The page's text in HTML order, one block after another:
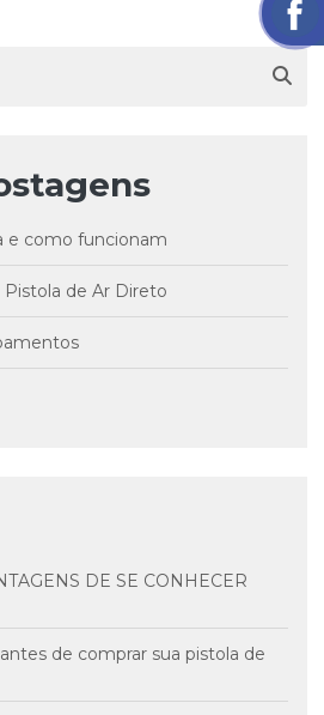
e como funcionam
de Ar Direto
DE SE CONHECER
de comprar sua pistola de